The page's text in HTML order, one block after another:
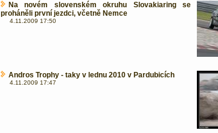
Na novém slovenském okruhu Slovakiaring se
proháněli první jezdci, včetně Nemce
4.11.2009 17:50
Andros Trophy - taky v lednu 2010 v Pardubicích
4.11.2009 17:47